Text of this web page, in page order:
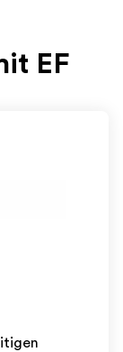
EF